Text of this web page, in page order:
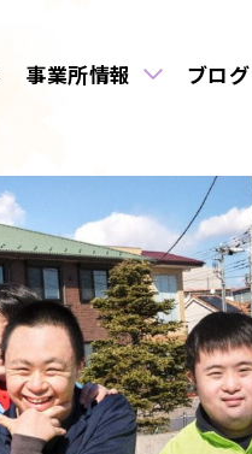
事業所情報 ブログ